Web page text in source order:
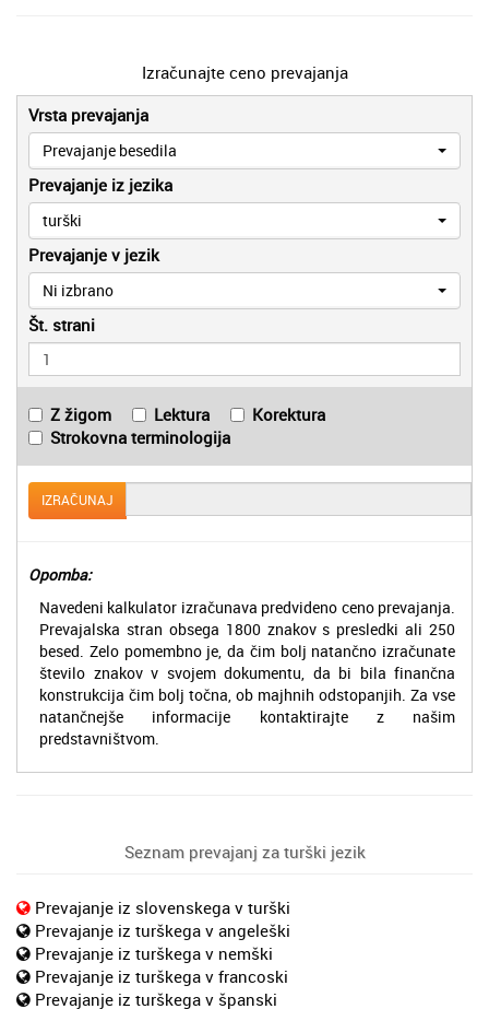
Izračunajte ceno prevajanja
Vrsta prevajanja
Prevajanje besedila
Prevajanje iz jezika
turški
Prevajanje v jezik
Ni izbrano
Št. strani
Z žigom Lektura
Korektura
Strokovna terminologija
IZRAČUNAJ
Opomba:
Navedeni kalkulator izračunava predvideno ceno prevajanja.
Prevajalska stran obsega 1800 znakov s presledki ali 250
besed. Zelo pomembno je, da čim bolj natančno izračunate
število znakov v svojem dokumentu, da bi bila finančna
konstrukcija čim bolj točna, ob majhnih odstopanjih. Za vse
natančnejše informacije kontaktirajte z našim
predstavništvom.
Seznam prevajanj za turški jezik
Prevajanje iz slovenskega v turški
Prevajanje iz turškega v angeleški
Prevajanje iz turškega v nemški
Prevajanje iz turškega v francoski
Prevajanje iz turškega v španski